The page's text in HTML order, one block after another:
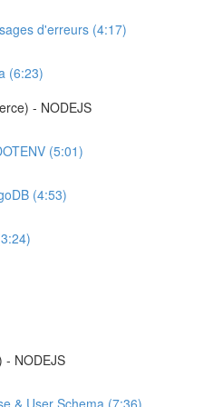
d'erreurs (4:17)
(6:23)
- NODEJS
(5:01)
(4:53)
- NODEJS
& User Schema (7:36)